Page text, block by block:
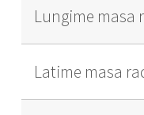
Lungime masa
Latime masa